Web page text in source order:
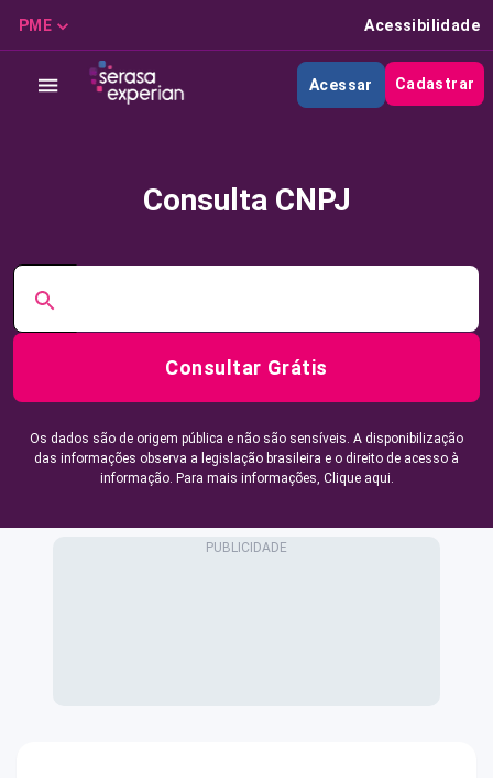
PME Acessibilidade
Acessar Cadastrar
Consulta CNPJ
Consultar Grátis
Os dados são de origem pública e não são sensíveis. A disponibilização
das informações observa a legislação brasileira e o direito de acesso à
informação. Para mais informações, Clique aqui.